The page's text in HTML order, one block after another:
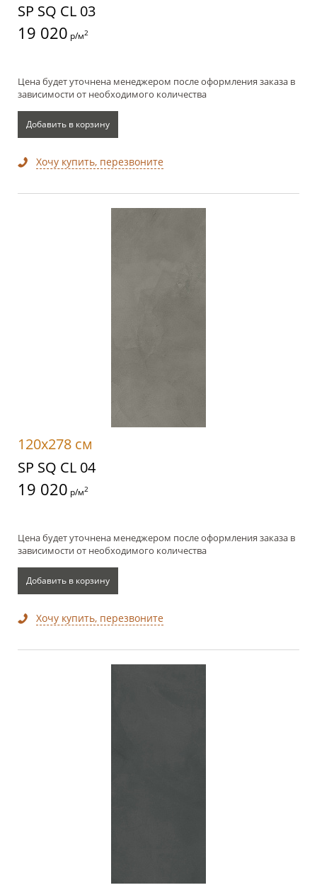
SP SQ CL 03
19 020 р/м2
Цена будет уточнена менеджером после оформления заказа в
зависимости от необходимого количества
Добавить в корзину
Хочу купить, перезвоните
120x278 см
SP SQ CL 04
19 020 р/м2
Цена будет уточнена менеджером после оформления заказа в
зависимости от необходимого количества
Добавить в корзину
Хочу купить, перезвоните